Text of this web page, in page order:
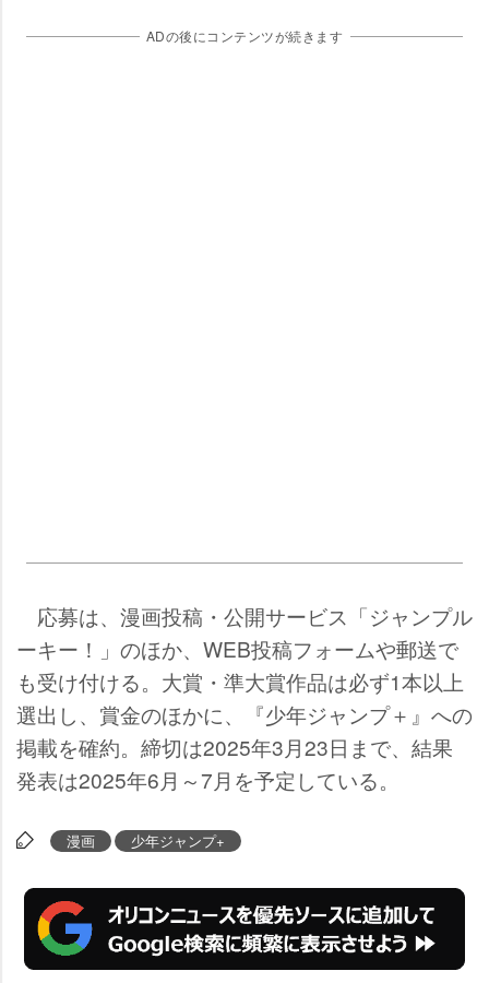
ADの後にコンテンツが続きます
応募は、漫画投稿・公開サービス「ジャンプル
ーキー！」のほか、WEB投稿フォームや郵送で
も受け付ける。大賞・準大賞作品は必ず1本以上
選出し、賞金のほかに、『少年ジャンプ＋』への
掲載を確約。締切は2025年3月23日まで、結果
発表は2025年6月～7月を予定している。
漫画 少年ジャンプ+